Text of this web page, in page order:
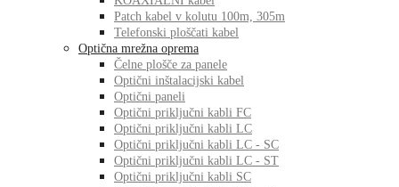
Patch kabel v kolutu 100m, 305m
Telefonski ploščati kabel
Optična mrežna oprema
Čelne plošče za panele
Optični inštalacijski kabel
Optični paneli
Optični priključni kabli FC
Optični priključni kabli LC
Optični priključni kabli LC - SC
Optični priključni kabli LC - ST
Optični priključni kabli SC